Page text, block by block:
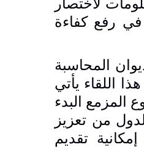
لاختصار
رفع كفاءة
المحاسبة
اللقاء يأتي
المزمع البدء
من تعزيز
تقديم